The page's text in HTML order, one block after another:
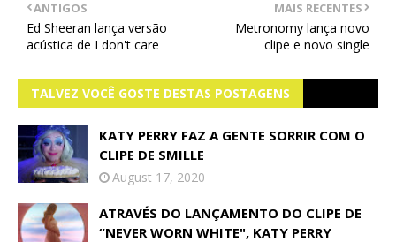
MAIS RECENTES
Metronomy lança novo
clipe e novo single
ANTIGOS
Ed Sheeran lança versão
acústica de I don't care
TALVEZ VOCÊ GOSTE DESTAS POSTAGENS
KATY PERRY FAZ A GENTE SORRIR COM O
CLIPE DE SMILLE
August 17, 2020
ATRAVÉS DO LANÇAMENTO DO CLIPE DE
“NEVER WORN WHITE", KATY PERRY